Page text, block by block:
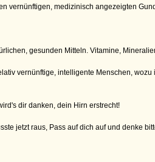
vernünftigen, medizinisch angezeigten
gesunden Mitteln. Vitamine,
vernünftige, intelligente Menschen,
dir danken, dein Hirn erstrecht!
jetzt raus, Pass auf dich auf und denke